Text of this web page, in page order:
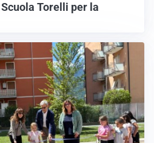
Torelli per la